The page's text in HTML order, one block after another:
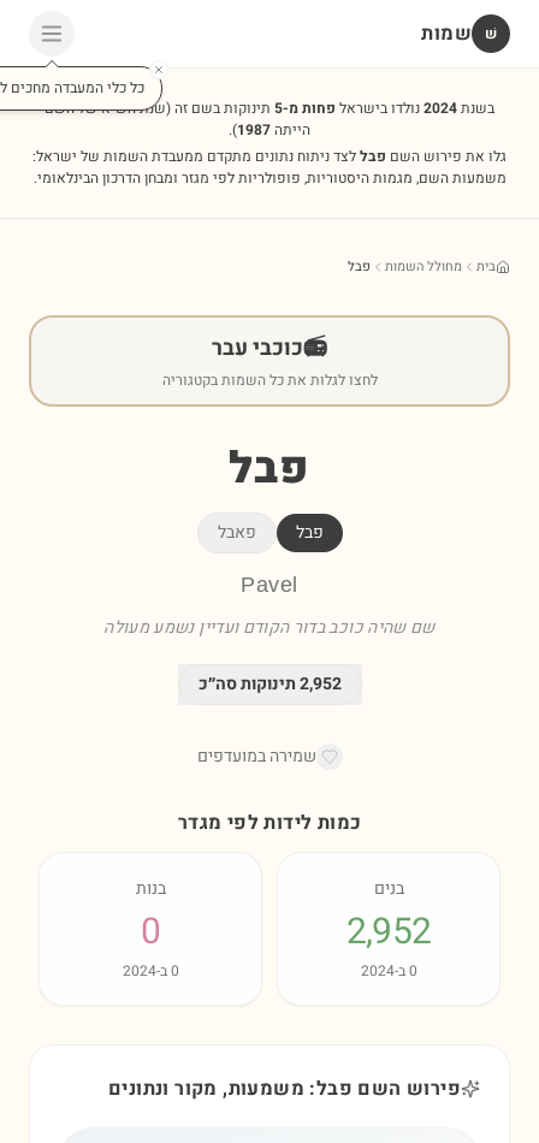
שׁ שמות
כל כלי המעבדה מחכים
בשנת2024נולדו בישראל פחות מ-5 תינוקות בשם זה(שנת השיא של השם
הייתה1987
).
גלו את פירוש השם פבללצד ניתוח נתונים מתקדם ממעבדת השמות של ישראל:
משמעות השם, מגמות היסטוריות, פופולריות לפי מגזר ומבחן הדרכון הבינלאומי.
בית מחולל השמות פבל
📻כוכבי עבר
לחצו לגלות את כל השמות בקטגוריה
פבל
פבל פאבל
Pavel
שם שהיה כוכב בדור הקודם ועדיין נשמע מעולה
2,952תינוקות סה״כ
שמירה במועדפים
כמות לידות לפי מגדר
בנים
2,952
0ב-2024
בנות
0
0ב-2024
פירוש השם פבל: משמעות, מקור ונתונים